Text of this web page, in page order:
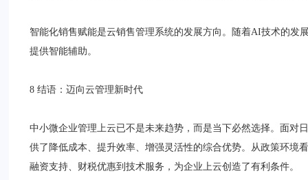
智能化销售赋能是云销售管理系统的发展方向。随着AI技术的发
提供智能辅助。
8 结语：迈向云管理新时代
中小微企业管理上云已不是未来趋势，而是当下必然选择。面对
供了降低成本、提升效率、增强灵活性的综合优势。从政策环境
融资支持、财税优惠到技术服务，为企业上云创造了有利条件。